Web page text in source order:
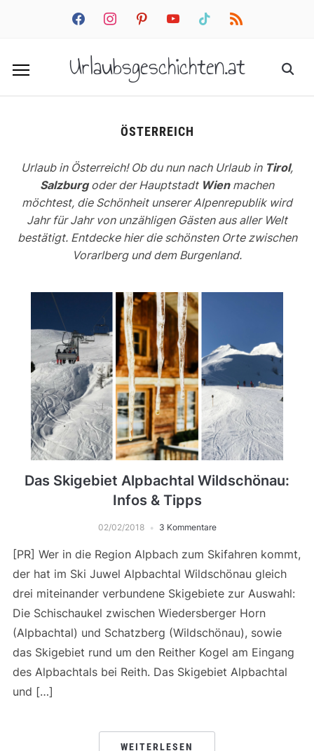
facebookinstagrampinterestyoutube tiktok rss
Urlaubsgeschichten.at
ÖSTERREICH
Urlaub in Österreich! Ob du nun nach Urlaub in Tirol,
Salzburgoder der Hauptstadt Wienmachen
möchtest, die Schönheit unserer Alpenrepublik wird
Jahr für Jahr von unzähligen Gästen aus aller Welt
bestätigt. Entdecke hier die schönsten Orte zwischen
Vorarlberg und dem Burgenland.
Das Skigebiet Alpbachtal Wildschönau:
Infos & Tipps
02/02/2018 3 Kommentare
[PR] Wer in die Region Alpbach zum Skifahren kommt,
der hat im Ski Juwel Alpbachtal Wildschönau gleich
drei miteinander verbundene Skigebiete zur Auswahl:
Die Schischaukel zwischen Wiedersberger Horn
(Alpbachtal) und Schatzberg (Wildschönau), sowie
das Skigebiet rund um den Reither Kogel am Eingang
des Alpbachtals bei Reith. Das Skigebiet Alpbachtal
und […]
WEITERLESEN